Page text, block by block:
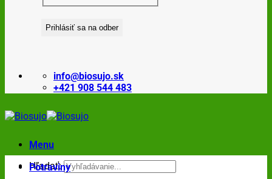
info@biosujo.sk
+421 908 544 483
Menu
Hľadať:
Potraviny